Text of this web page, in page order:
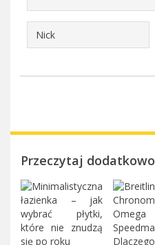
Przeczytaj dodatkowo